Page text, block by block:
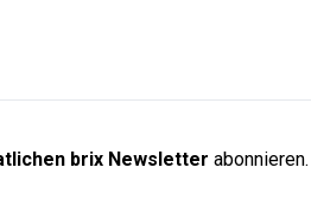
brix Newsletter abonnieren.